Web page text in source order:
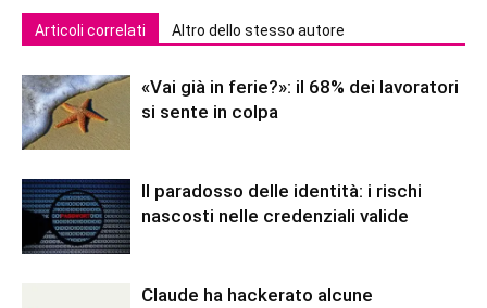
Articoli correlati Altro dello stesso autore
«Vai già in ferie?»: il 68% dei lavoratori
si sente in colpa
Il paradosso delle identità: i rischi
nascosti nelle credenziali valide
Claude ha hackerato alcune